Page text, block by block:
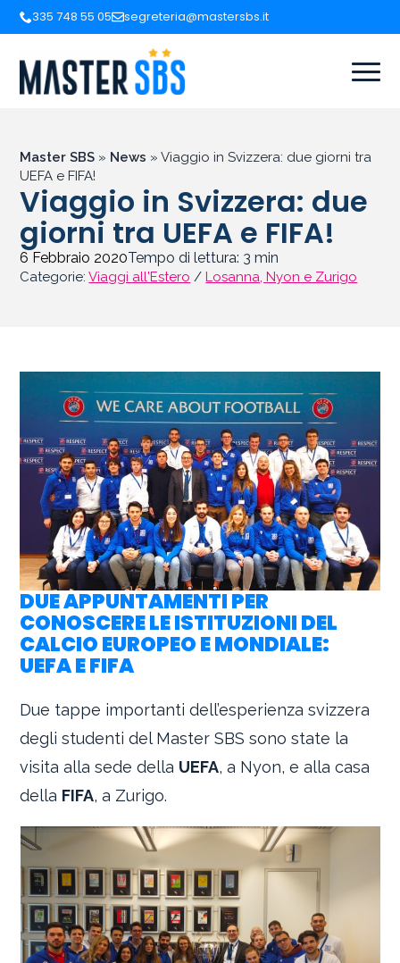
335 748 55 05 segreteria@mastersbs.it
Master SBS » News » Viaggio in Svizzera: due giorni tra
UEFA e FIFA!
Viaggio in Svizzera: due
giorni tra UEFA e FIFA!
6 Febbraio 2020Tempo di lettura: 3 min
Categorie:Viaggi all'Estero /Losanna, Nyon e Zurigo
DUE APPUNTAMENTI PER
CONOSCERE LE ISTITUZIONI DEL
CALCIO EUROPEO E MONDIALE:
UEFA E FIFA
Due tappe importanti dell’esperienza svizzera
degli studenti del Master SBS sono state la
visita alla sede della UEFA, a Nyon, e alla casa
della FIFA, a Zurigo.